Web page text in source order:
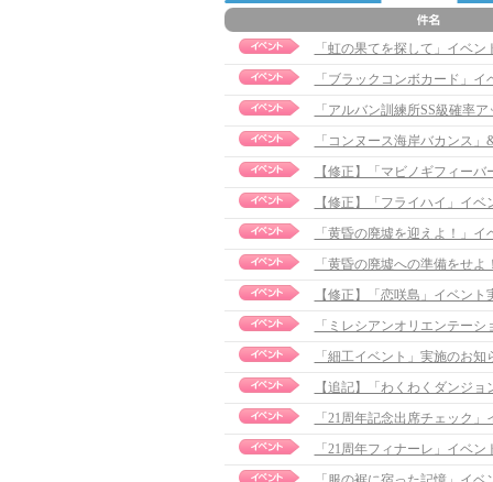
「虹の果てを探して」イベ
「ブラックコンボカード」
「アルバン訓練所SS級確率
「コンヌース海岸バカンス
【修正】「マビノギフィー
【修正】「フライハイ」イ
「黄昏の廃墟を迎えよ！」
「黄昏の廃墟への準備をせ
【修正】「恋咲島」イベン
「ミレシアンオリエンテー
「細工イベント」実施のお知
【追記】「わくわくダンジ
「21周年記念出席チェック
「21周年フィナーレ」イベ